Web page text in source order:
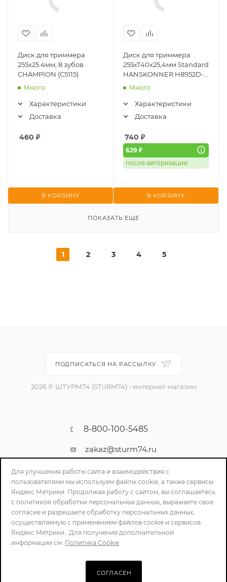
Диск для триммера
255x25.4мм, 8 зубов
CHAMPION (C5115)
Много
Характеристики
Доставка
460 ₽
В КОРЗИНУ
Диск для триммера
255хТ40х25,4мм Standard
HANSKONNER H8952D-
1001
Много
Характеристики
Доставка
740 ₽
629 ₽
после авторизации
В КОРЗИНУ
ПОКАЗАТЬ ЕЩЕ
1 2 3 4 5
ПОДПИСАТЬСЯ НА РАССЫЛКУ
2026 © ШТУРМ74 (STURM74) - интернет-магазин
8-800-100-5485
zakaz@sturm74.ru
г. Челябинск, ул. Стартовая 34/1
ПОЛИТИКА КОНФИДЕНЦИАЛЬНОСТИ
Для улучшения работы сайта и взаимодействия с
пользователями мы используем файлы cookie, а также сервисы
Яндекс Метрики. Продолжая работу с сайтом, вы соглашаетесь
с политикой обработки персональных данных, выражаете свое
согласие и разрешаете обработку персональных данных,
осуществляемую с применением файлов cookie и сервисов
Яндекс Метрики.. Для получения дополнительной
информации см. Политика Cookie
СОГЛАСЕН